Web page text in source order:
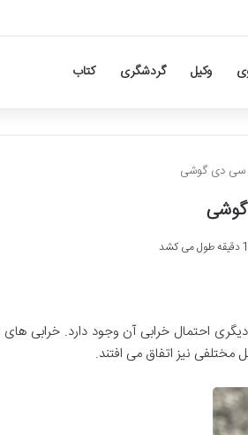
وکیل گردشگری کتاب
سی دی گوشی
احتمال خرابی آن وجود دارد. خرابی های
نیز اتفاق می افتند.